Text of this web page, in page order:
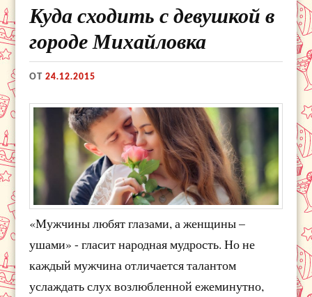
Куда сходить с девушкой в
городе Михайловка
ОТ24.12.2015
«Мужчины любят глазами, а женщины –
ушами» - гласит народная мудрость. Но не
каждый мужчина отличается талантом
услаждать слух возлюбленной ежеминутно,